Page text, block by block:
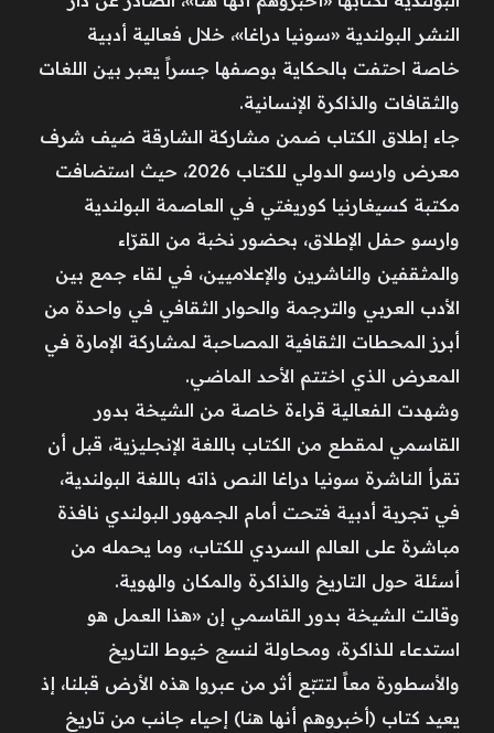
النشر البولندية «سونيا دراغا»، خلال فعالية أدبية
خاصة احتفت بالحكاية بوصفها جسراً يعبر بين اللغات
والثقافات والذاكرة الإنسانية.
جاء إطلاق الكتاب ضمن مشاركة الشارقة ضيف شرف
معرض وارسو الدولي للكتاب 2026، حيث استضافت
مكتبة كسيغارنيا كوريغتي في العاصمة البولندية
وارسو حفل الإطلاق، بحضور نخبة من القرّاء
والمثقفين والناشرين والإعلاميين، في لقاء جمع بين
الأدب العربي والترجمة والحوار الثقافي في واحدة من
أبرز المحطات الثقافية المصاحبة لمشاركة الإمارة في
المعرض الذي اختتم الأحد الماضي.
وشهدت الفعالية قراءة خاصة من الشيخة بدور
القاسمي لمقطع من الكتاب باللغة الإنجليزية، قبل أن
تقرأ الناشرة سونيا دراغا النص ذاته باللغة البولندية،
في تجربة أدبية فتحت أمام الجمهور البولندي نافذة
مباشرة على العالم السردي للكتاب، وما يحمله من
أسئلة حول التاريخ والذاكرة والمكان والهوية.
وقالت الشيخة بدور القاسمي إن «هذا العمل هو
استدعاء للذاكرة، ومحاولة لنسج خيوط التاريخ
والأسطورة معاً لتتبّع أثر من عبروا هذه الأرض قبلنا، إذ
يعيد كتاب (أخبروهم أنها هنا) إحياء جانب من تاريخ